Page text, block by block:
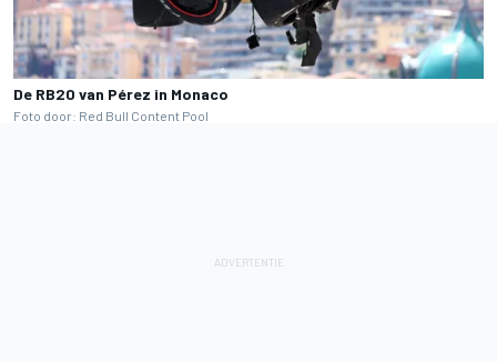
De RB20 van Pérez in Monaco
Foto door: Red Bull Content Pool